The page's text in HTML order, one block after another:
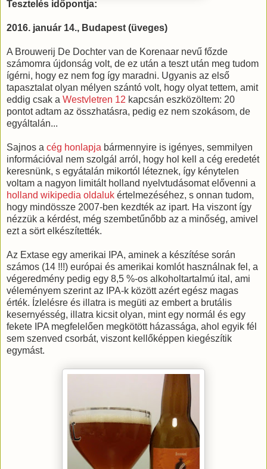
Tesztelés időpontja:
2016. január 14., Budapest (üveges)
A Brouwerij De Dochter van de Korenaar nevű főzde
számomra újdonság volt, de ez után a teszt után meg tudom
ígérni, hogy ez nem fog így maradni. Ugyanis az első
tapasztalat olyan mélyen szántó volt, hogy olyat tettem, amit
eddig csak a Westvletren 12 kapcsán eszközöltem: 20
pontot adtam az összhatásra, pedig ez nem szokásom, de
egyáltalán...
Sajnos a cég honlapja bármennyire is igényes, semmilyen
információval nem szolgál arról, hogy hol kell a cég eredetét
keresnünk, s egyátalán mikortól léteznek, így kénytelen
voltam a nagyon limitált holland nyelvtudásomat elővenni a
holland wikipedia oldaluk értelmezéséhez, s onnan tudom,
hogy mindössze 2007-ben kezdték az ipart. Ha viszont így
nézzük a kérdést, még szembetűnőbb az a minőség, amivel
ezt a sört elkészítették.
Az Extase egy amerikai IPA, aminek a készítése során
számos (14 !!!) európai és amerikai komlót használnak fel, a
végeredmény pedig egy 8,5 %-os alkoholtartalmú ital, ami
véleményem szerint az IPA-k között azért egész magas
érték. Ízlelésre és illatra is megüti az embert a brutális
kesernyésség, illatra kicsit olyan, mint egy normál és egy
fekete IPA megfelelően megkötött házassága, ahol egyik fél
sem szenved csorbát, viszont kellőképpen kiegészítik
egymást.